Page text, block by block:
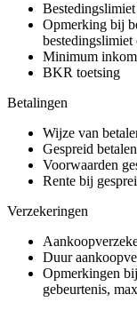
Bestedingslimiet
Opmerking bij
Minimum
BKR toetsing
Betalingen
Wijze van
Gespreid
Voorwaarden
Rente bij
Verzekeringen
Duur
Opmerkingen
gebeurtenis,